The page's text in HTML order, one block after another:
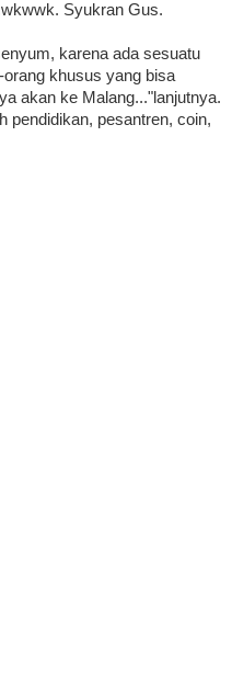
Syukran Gus.
karena ada sesuatu
khusus yang bisa
akan ke Malang..."lanjutnya.
pendidikan, pesantren, coin,